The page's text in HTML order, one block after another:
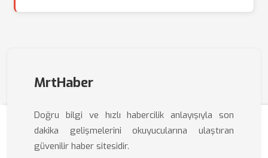
MrtHaber
Doğru bilgi ve hızlı habercilik anlayışıyla son
dakika gelişmelerini okuyucularına ulaştıran
güvenilir haber sitesidir.